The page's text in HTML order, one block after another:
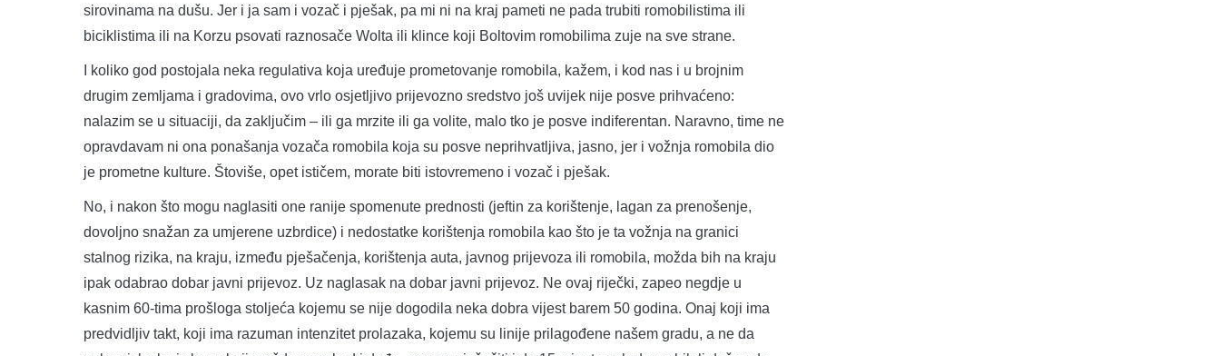
sirovinama na dušu. Jer i ja sam i vozač i pješak, pa mi ni na kraj pameti ne pada trubiti romobilistima ili
biciklistima ili na Korzu psovati raznosače Wolta ili klince koji Boltovim romobilima zuje na sve strane.
I koliko god postojala neka regulativa koja uređuje prometovanje romobila, kažem, i kod nas i u brojnim
drugim zemljama i gradovima, ovo vrlo osjetljivo prijevozno sredstvo još uvijek nije posve prihvaćeno:
nalazim se u situaciji, da zaključim – ili ga mrzite ili ga volite, malo tko je posve indiferentan. Naravno, time ne
opravdavam ni ona ponašanja vozača romobila koja su posve neprihvatljiva, jasno, jer i vožnja romobila dio
je prometne kulture. Štoviše, opet ističem, morate biti istovremeno i vozač i pješak.
No, i nakon što mogu naglasiti one ranije spomenute prednosti (jeftin za korištenje, lagan za prenošenje,
dovoljno snažan za umjerene uzbrdice) i nedostatke korištenja romobila kao što je ta vožnja na granici
stalnog rizika, na kraju, između pješačenja, korištenja auta, javnog prijevoza ili romobila, možda bih na kraju
ipak odabrao dobar javni prijevoz. Uz naglasak na dobar javni prijevoz. Ne ovaj riječki, zapeo negdje u
kasnim 60-tima prošloga stoljeća kojemu se nije dogodila neka dobra vijest barem 50 godina. Onaj koji ima
predvidljiv takt, koji ima razuman intenzitet prolazaka, kojemu su linije prilagođene našem gradu, a ne da